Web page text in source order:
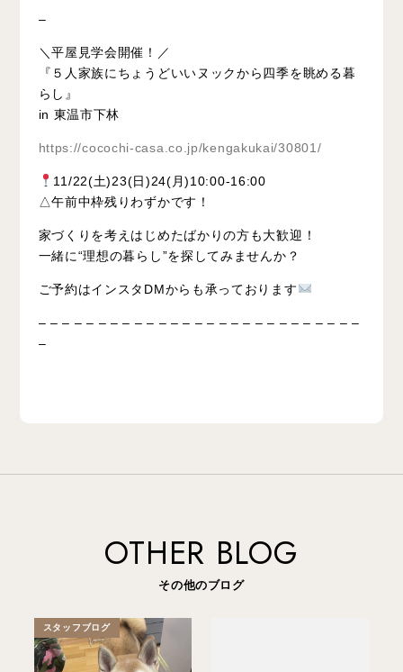
–
＼平屋見学会開催！／
『５人家族にちょうどいいヌックから四季を眺める暮
らし』
in 東温市下林
https://cocochi-casa.co.jp/kengakukai/30801/
11/22(土)23(日)24(月)10:00-16:00
△午前中枠残りわずかです！
家づくりを考えはじめたばかりの方も大歓迎！
一緒に“理想の暮らし”を探してみませんか？
ご予約はインスタDMからも承っております
– – – – – – – – – – – – – – – – – – – – – – – – – – –
–
OTHER BLOG
その他のブログ
スタッフブログ